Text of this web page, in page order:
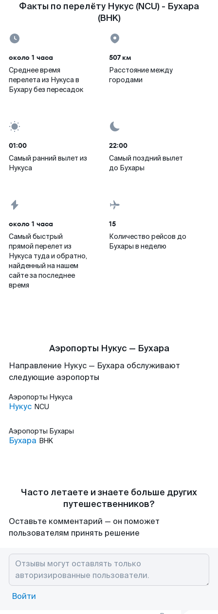
Факты по перелёту Нукус (NCU) - Бухара
(BHK)
около 1 часа
Среднее время
перелета из Нукуса в
Бухару без пересадок
507 км
Расстояние между
городами
01:00
Самый ранний вылет из
Нукуса
22:00
Самый поздний вылет
до Бухары
около 1 часа
Самый быстрый
прямой перелет из
Нукуса туда и обратно,
найденный на нашем
сайте за последнее
время
15
Количество рейсов до
Бухары в неделю
Аэропорты Нукус — Бухара
Направление Нукус — Бухара обслуживают
следующие аэропорты
Аэропорты Нукуса
Нукус NCU
Аэропорты Бухары
Бухара BHK
Часто летаете и знаете больше других
путешественников?
Оставьте комментарий — он поможет
пользователям принять решение
Войти